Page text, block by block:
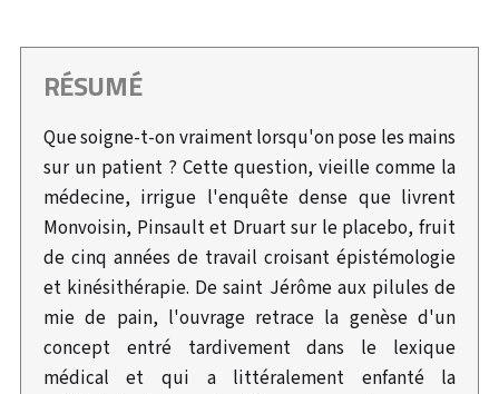
RÉSUMÉ
Que soigne-t-on vraiment lorsqu'on pose les mains
sur un patient ? Cette question, vieille comme la
médecine, irrigue l'enquête dense que livrent
Monvoisin, Pinsault et Druart sur le placebo, fruit
de cinq années de travail croisant épistémologie
et kinésithérapie. De saint Jérôme aux pilules de
mie de pain, l'ouvrage retrace la genèse d'un
concept entré tardivement dans le lexique
médical et qui a littéralement enfanté la